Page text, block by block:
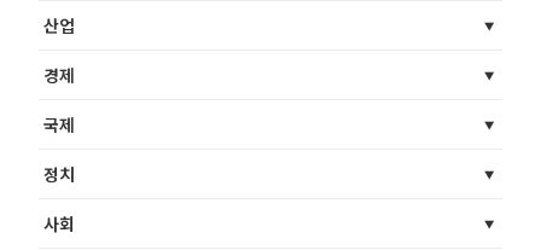
산업
경제
국제
정치
사회